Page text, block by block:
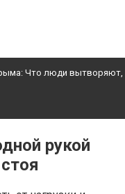
рукой
Что люди вытворяют,
а смеяться вы будете